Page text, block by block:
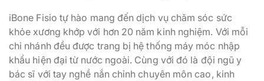
iBone Fisio tự hào mang đến dịch vụ chăm sóc sức
khỏe xương khớp với hơn 20 năm kinh nghiệm. Với mỗi
chi nhánh đều được trang bị hệ thống máy móc nhập
khẩu hiện đại từ nước ngoài. Cùng với đó là đội ngũ y
bác sĩ với tay nghề nắn chỉnh chuyên môn cao, kinh